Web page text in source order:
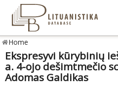
Home
Ekspresyvi kūrybinių
a. 4-ojo dešimtmečio
Adomas Galdikas